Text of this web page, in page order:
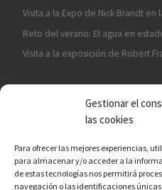
Gestionar el
las cookies
Para ofrecer las mejores experiencias,
para almacenar y/o acceder a la
de estas tecnologías nos permitirá
navegación o las identificaciones
Visita a la Expo de Nick Brandt en
Reto del verano: El agua en
Visita a la exposición de Robert
¡ASÓCIATE A CÁMARA EN